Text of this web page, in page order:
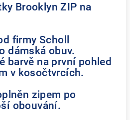
Brooklyn ZIP na
firmy Scholl
dámská obuv.
barvě na první pohled
v kosočtvrcích.
zipem po
obouvání.